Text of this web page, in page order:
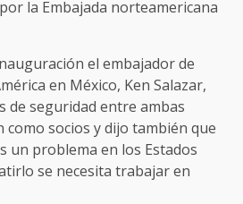
la Embajada norteamericana
el embajador de
en México, Ken Salazar,
de seguridad entre ambas
como socios y dijo también que
un problema en los Estados
se necesita trabajar en